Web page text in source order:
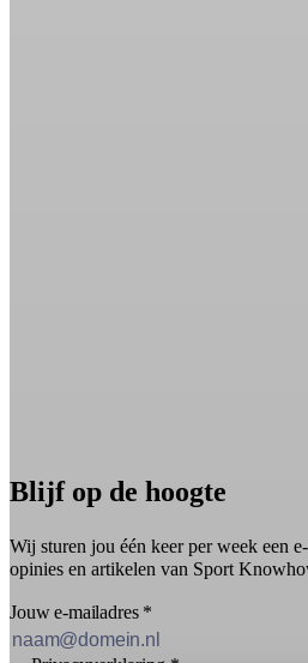
Blijf op de hoogte
Wij sturen jou één keer per week een
opinies en artikelen van Sport
Jouw e-mailadres *